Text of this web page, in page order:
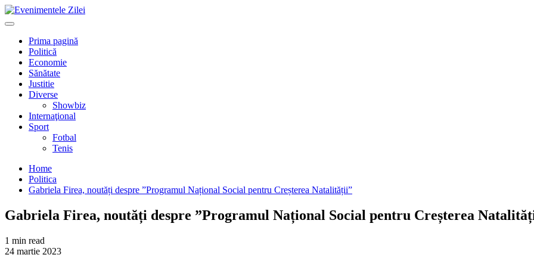
Mergi
la
Primary
Prima pagină
Politică
Economie
Sănătate
Justitie
Diverse
Showbiz
Internaţional
Sport
Fotbal
Tenis
Home
Politica
Gabriela Firea, noutăți despre ”Programul Național Social pentru Creșterea Natalității”
Gabriela Firea, noutăți despre ”Programul Național Social pentru Creșterea
1 min read
24 martie 2023